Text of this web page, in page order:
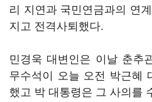
리 지연과 국민연금과의 연
지고 전격사퇴했다.
민경욱 대변인은 이날 춘추
무수석이 오늘 오전 박근혜
했고 박 대통령은 그 사의를